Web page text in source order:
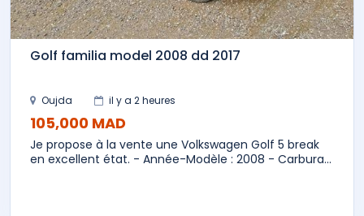
Golf familia model 2008 dd 2017
Oujda il y a 2 heures
105,000 MAD
Je propose à la vente une Volkswagen Golf 5 break
en excellent état. - Année-Modèle : 2008 - Carbura...